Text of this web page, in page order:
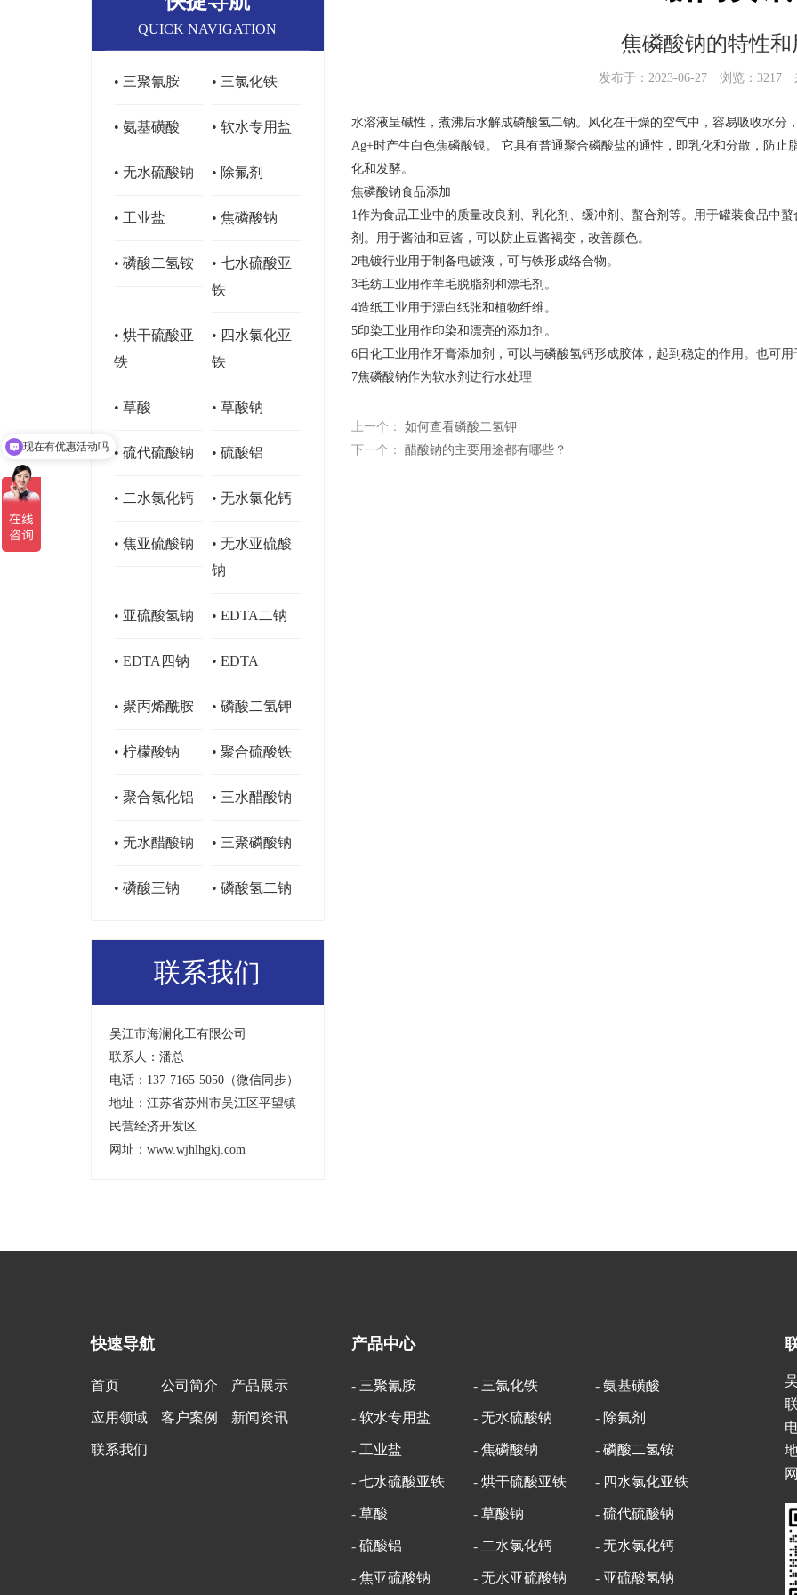
QUICK NAVIGATION
• 三聚氰胺 • 三氯化铁
• 氨基磺酸 • 软水专用盐
• 无水硫酸钠 • 除氟剂
• 工业盐 • 焦磷酸钠
• 磷酸二氢铵
• 七水硫酸亚
铁
• 烘干硫酸亚
铁
• 四水氯化亚
铁
• 草酸 • 草酸钠
• 硫代硫酸钠 • 硫酸铝
• 二水氯化钙 • 无水氯化钙
• 焦亚硫酸钠
• 无水亚硫酸
钠
• 亚硫酸氢钠 • EDTA二钠
• EDTA四钠 • EDTA
• 聚丙烯酰胺 • 磷酸二氢钾
• 柠檬酸钠 • 聚合硫酸铁
• 聚合氯化铝 • 三水醋酸钠
• 无水醋酸钠 • 三聚磷酸钠
• 磷酸三钠 • 磷酸氢二钠
联系我们
吴江市海澜化工有限公司
联系人：潘总
电话：137-7165-5050（微信同步）
地址：江苏省苏州市吴江区平望镇
民营经济开发区
网址：www.wjhlhgkj.com
焦磷酸钠的特性和
发布于：2023-06-27 浏览：3217
水溶液呈碱性，煮沸后水解成磷酸氢二钠。风化在干燥的空气中，容易吸收水分
Ag+时产生白色焦磷酸银。 它具有普通聚合磷酸盐的通性，即乳化和分散，防
化和发酵。
焦磷酸钠食品添加
1作为食品工业中的质量改良剂、乳化剂、缓冲剂、螯合剂等。用于罐装食品中
剂。用于酱油和豆酱，可以防止豆酱褐变，改善颜色。
2电镀行业用于制备电镀液，可与铁形成络合物。
3毛纺工业用作羊毛脱脂剂和漂毛剂。
4造纸工业用于漂白纸张和植物纤维。
5印染工业用作印染和漂亮的添加剂。
6日化工业用作牙膏添加剂，可以与磷酸氢钙形成胶体，起到稳定的作用。也可
7焦磷酸钠作为软水剂进行水处理
上一个： 如何查看磷酸二氢钾
下一个： 醋酸钠的主要用途都有哪些？
快速导航
首页 公司简介 产品展示
应用领域 客户案例 新闻资讯
联系我们
产品中心
- 三聚氰胺 - 三氯化铁 - 氨基磺酸
- 软水专用盐 - 无水硫酸钠 - 除氟剂
- 工业盐 - 焦磷酸钠 - 磷酸二氢铵
- 七水硫酸亚铁 - 烘干硫酸亚铁 - 四水氯化亚铁
- 草酸 - 草酸钠 - 硫代硫酸钠
- 硫酸铝 - 二水氯化钙 - 无水氯化钙
- 焦亚硫酸钠 - 无水亚硫酸钠 - 亚硫酸氢钠
现在有优惠活动吗